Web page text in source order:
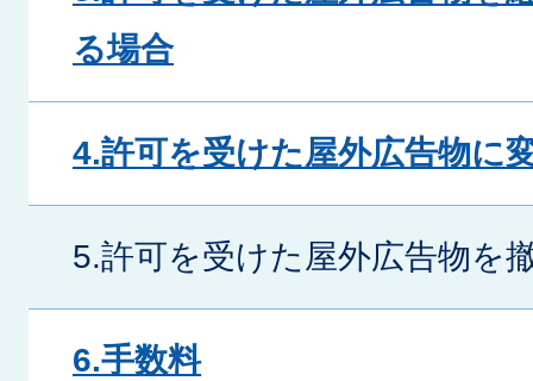
る場合
4.許可を受けた屋外広告物に
5.許可を受けた屋外広告物を
6.手数料